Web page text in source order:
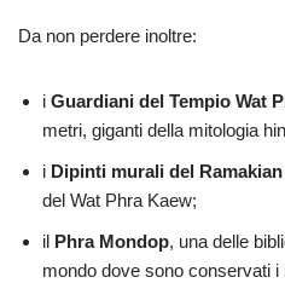
Da non perdere inoltre:
i Guardiani del Tempio Wat
metri, giganti della mitologia
i Dipinti murali del Ramakian
del Wat Phra Kaew;
il Phra Mondop, una delle
mondo dove sono conservati